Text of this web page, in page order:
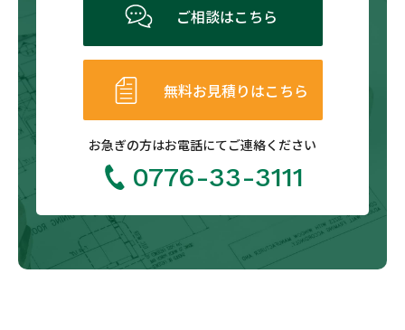
ご相談はこちら
無料お見積りはこちら
お急ぎの方はお電話にてご連絡ください
0776-33-3111